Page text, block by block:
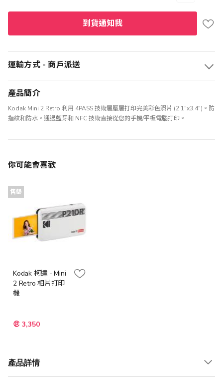
到貨通知我
運輸方式 - 商戶派送
產品簡介
Kodak Mini 2 Retro 利用 4PASS 技術層壓層打印完美彩色照片 (2.1"x3.4")。防
指紋和防水。通過藍牙和 NFC 技術直接從您的手機/平板電腦打印。
你可能會喜歡
售罄
Kodak 柯達 - Mini
2 Retro 相片打印
機
3,350
產品詳情